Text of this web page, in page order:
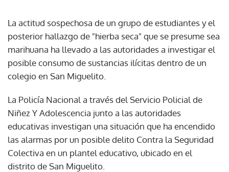
La actitud sospechosa de un grupo de estudiantes y el
posterior hallazgo de "hierba seca" que se presume sea
marihuana ha llevado a las autoridades a investigar el
posible consumo de sustancias ilícitas dentro de un
colegio en San Miguelito.
La Policía Nacional a través del Servicio Policial de
Niñez Y Adolescencia junto a las autoridades
educativas investigan una situación que ha encendido
las alarmas por un posible delito Contra la Seguridad
Colectiva en un plantel educativo, ubicado en el
distrito de San Miguelito.